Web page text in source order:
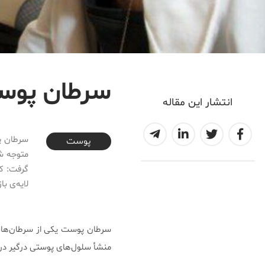
انتشار این مقاله سرطان
2017-02-19T20:06:30+03:30
پوست
سرطان
متوجه
لایه‌ی
سرطان پوست یکی از
منشأ سلول‌های پوستی درگیر